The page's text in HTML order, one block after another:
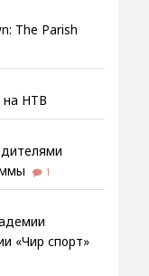
The Parish
на НТВ
1
«Чир спорт»